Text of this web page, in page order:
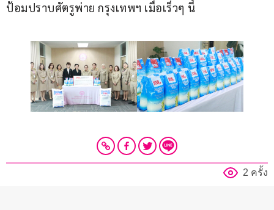
ป้อมปราบศัตรูพ่าย กรุงเทพฯ เมื่อเร็วๆ นี้
2 ครั้ง